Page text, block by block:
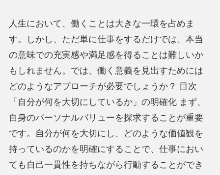
人生において、働くことは大きな一環を占めま
す。しかし、ただ単に仕事をするだけでは、本当
の意味での充実感や満足感を得ることは難しいか
もしれません。では、働く意義を見出すためには
どのようなアプローチが必要でしょうか？ 目次
「自分が何を大切にしているか」の明確化 まず、
自身のパーソナルバリューを探求することが重要
です。自分が何を大切にし、どのような価値観を
持っているのかを明確にすることで、仕事におい
ても自己一貫性を持ちながら行動することができ